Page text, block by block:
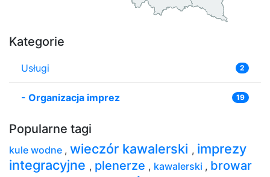
Kategorie
Usługi 2
- Organizacja imprez 19
Popularne tagi
kule wodne , wieczór kawalerski , imprezy
integracyjne , plenerze , kawalerski , browar